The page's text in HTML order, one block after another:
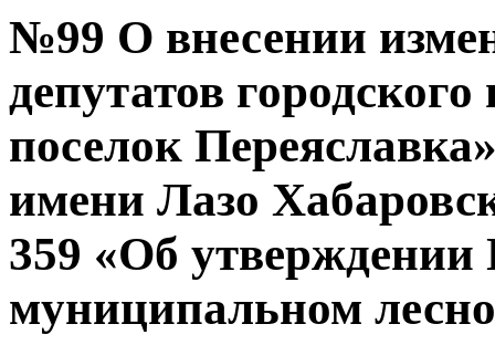
№99 О внесении
депутатов
поселок
имени Лазо
359 «Об
муниципальном